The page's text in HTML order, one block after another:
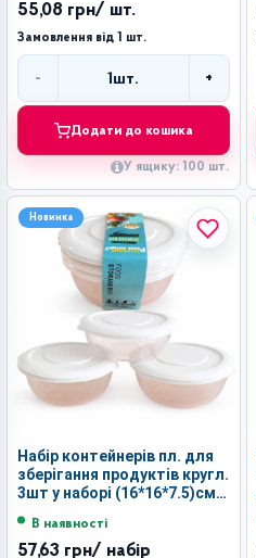
55,08 грн/ шт.
Замовлення від 1 шт.
- 1 шт. +
Додати до кошика
У ящику: 100 шт.
Новинка
Набір контейнерів пл. для
зберігання продуктів кругл.
3шт у наборі (16*16*7.5)см у
В наявності
57,63 грн/ набір